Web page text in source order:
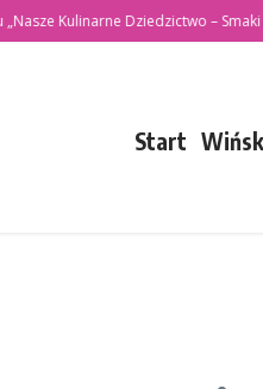
Kulinarne Dziedzictwo – Smaki
Start